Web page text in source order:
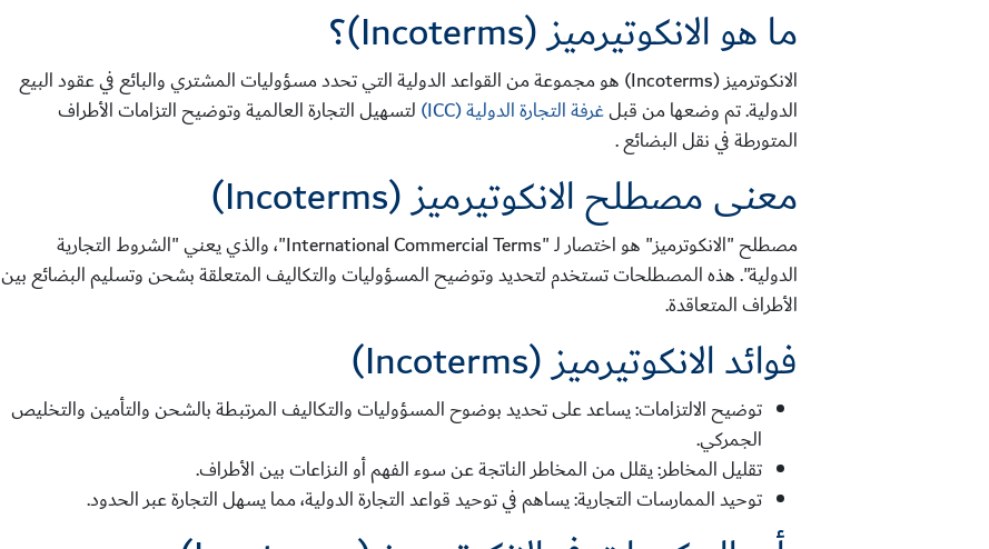
ما هو الانكوتيرميز (Incoterms)؟
الانكوترميز (Incoterms) هو مجموعة من القواعد الدولية التي تحدد مسؤوليات المشتري والبائع في عقود البيع
الدولية. تم وضعها من قبلغرفة التجارة الدولية (ICC)
لتسهيل التجارة العالمية وتوضيح التزامات الأطراف
المتورطة في نقل البضائع .
معنى مصطلح الانكوتيرميز (Incoterms)
مصطلح "الانكوترميز" هو اختصار لـ "International Commercial Terms"، والذي يعني "الشروط التجارية
الدولية". هذه المصطلحات تستخدم لتحديد وتوضيح المسؤوليات والتكاليف المتعلقة بشحن وتسليم البضائع بين
الأطراف المتعاقدة.
فوائد الانكوتيرميز (Incoterms)
توضيح الالتزامات: يساعد على تحديد بوضوح المسؤوليات والتكاليف المرتبطة بالشحن والتأمين والتخليص
الجمركي.
تقليل المخاطر: يقلل من المخاطر الناتجة عن سوء الفهم أو النزاعات بين الأطراف.
توحيد الممارسات التجارية: يساهم في توحيد قواعد التجارة الدولية، مما يسهل التجارة عبر الحدود.